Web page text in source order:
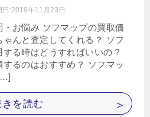
日:2019年11月23日
お悩み ソフマップの買取価
んと査定してくれる？ ソフ
る時はどうすればいいの？
るのはおすすめ？ ソフマッ
きを読む